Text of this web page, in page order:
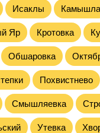
Исаклы Камышла
Яр Кротовка
Обшаровка
Похвистнево
Смышляевка
Утевка